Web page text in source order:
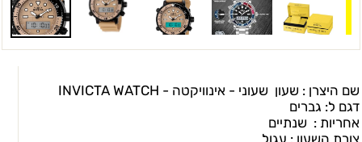
שם היצרן : שעון שעוני - אינוויקטה - INVICTA WATCH
דגם ל: גברים
אחריות : שנתיים
צורת השעון : עגול